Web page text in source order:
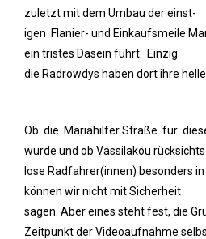
zuletzt mit dem Umbau der einst-
igen Flanier- und Einkaufsmeile
ein tristes Dasein führt. Einzig
die Radrowdys haben dort ihre helle
Ob die Mariahilfer Straße für
wurde und ob Vassilakou
lose Radfahrer(innen) besonders
können wir nicht mit Sicherheit
sagen. Aber eines steht fest, die
Zeitpunkt der Videoaufnahme